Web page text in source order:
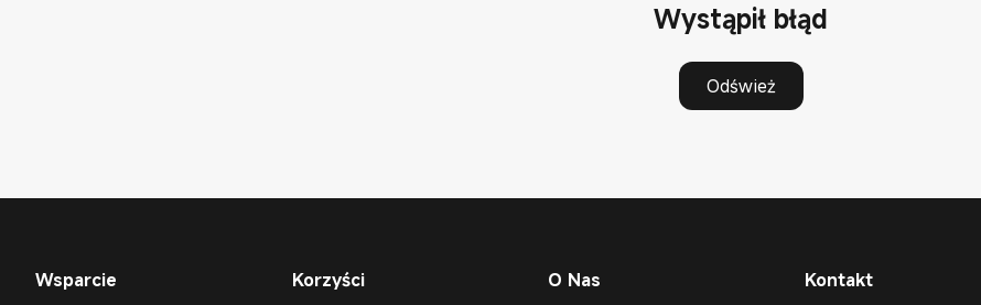
Wystąpił błąd
Odśwież
Wsparcie Korzyści O Nas Kontakt